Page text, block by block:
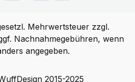
Mehrwertsteuer zzgl.
Nachnahmegebühren, wenn
angegeben.
2015-2025